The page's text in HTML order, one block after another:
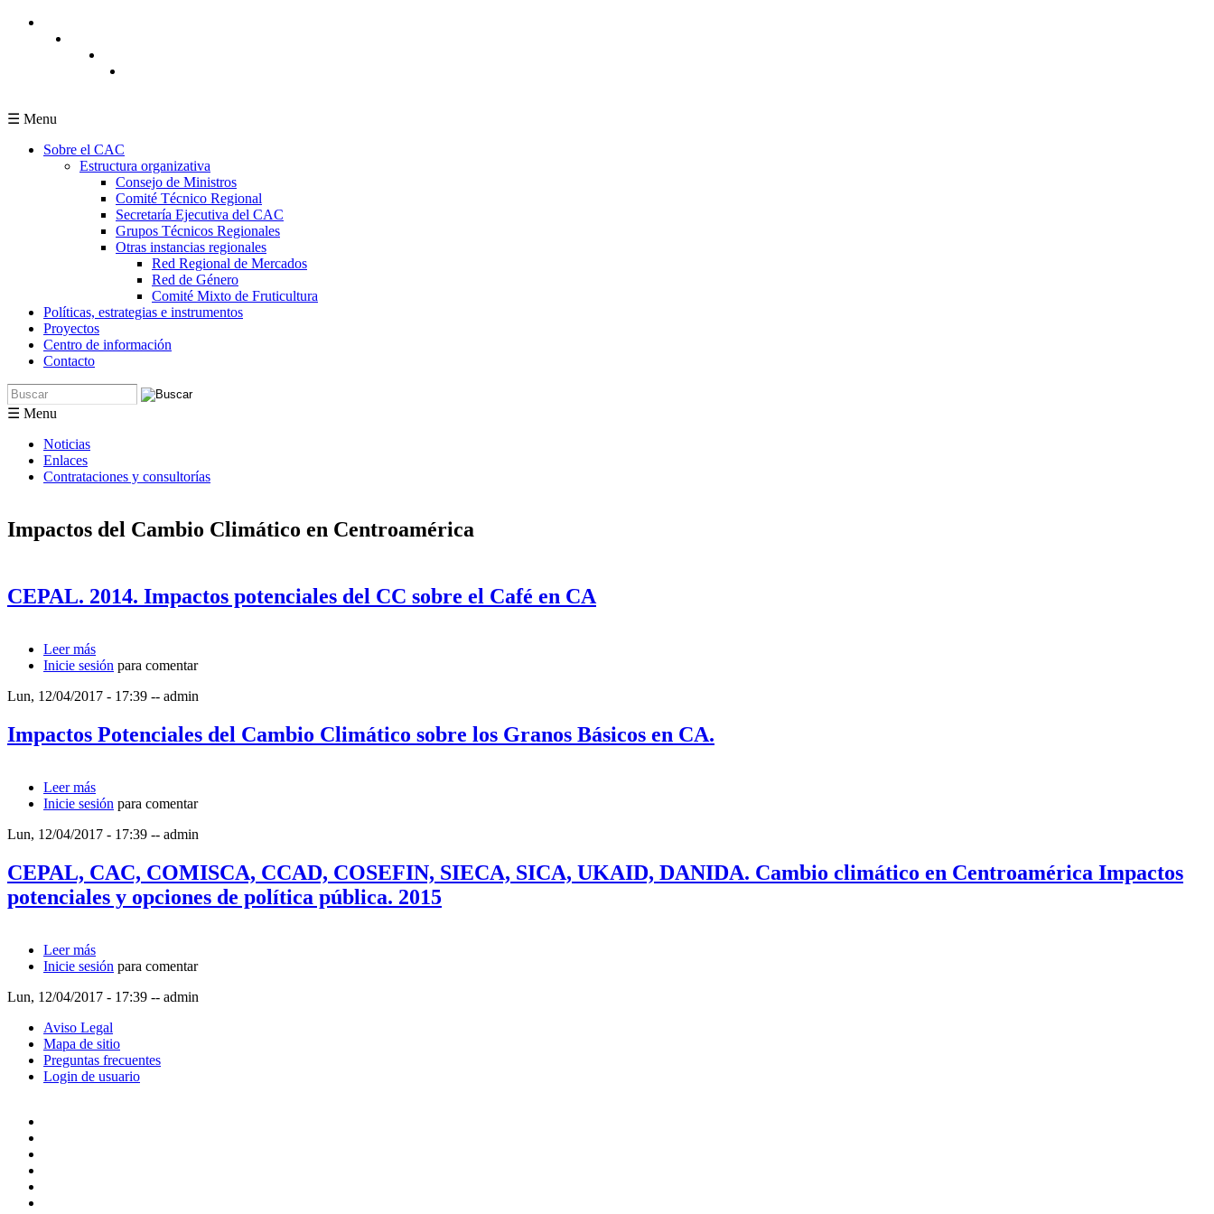
Pasar al contenido principal
☰ Menu
Sobre el CAC
Estructura organizativa
Consejo de Ministros
Comité Técnico Regional
Secretaría Ejecutiva del CAC
Grupos Técnicos Regionales
Otras instancias regionales
Red Regional de Mercados
Red de Género
Comité Mixto de Fruticultura
Políticas, estrategias e instrumentos
Proyectos
Centro de información
Contacto
Formulario de búsqueda
Buscar
☰ Menu
Noticias
Enlaces
Contrataciones y consultorías
Impactos del Cambio Climático en Centroamérica
CEPAL. 2014. Impactos potenciales del CC sobre el Café en CA
Leer más
Inicie sesión para comentar
Lun, 12/04/2017 - 17:39 -- admin
Impactos Potenciales del Cambio Climático sobre los Granos Básicos en CA.
Leer más
Inicie sesión para comentar
Lun, 12/04/2017 - 17:39 -- admin
CEPAL, CAC, COMISCA, CCAD, COSEFIN, SIECA, SICA, UKAID, DANIDA. Cambio climático en Centroamérica Impactos
potenciales y opciones de política pública. 2015
Leer más
Inicie sesión para comentar
Lun, 12/04/2017 - 17:39 -- admin
Aviso Legal
Mapa de sitio
Preguntas frecuentes
Login de usuario